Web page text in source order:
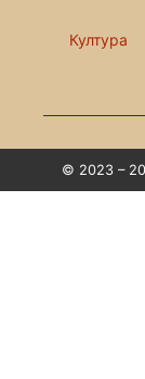
Култура
© 2023 –